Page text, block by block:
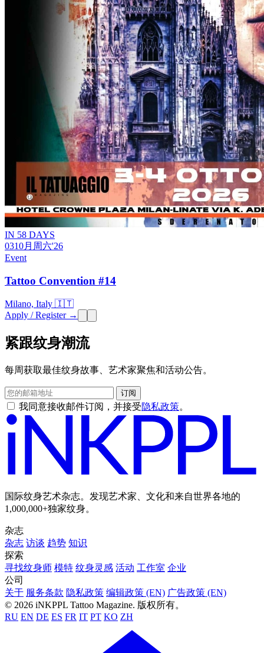
IN 58 DAYS
0310月 周六'26
Event
Tattoo Convention #14
Milano, Italy 🇮🇹
Apply / Register →
紧跟纹身潮流
每周获取最佳纹身故事、艺术家聚焦和活动公告。
订阅
我同意接收邮件订阅，并接受隐私政策。
国际纹身艺术杂志。发现艺术家、文化和来自世界各地的
1,000,000+独家纹身。
杂志
杂志 访谈 趋势 知识
探索
寻找纹身师 模特 纹身灵感 活动 工作室 企业
公司
关于 服务条款 隐私政策 编辑政策 (EN) 广告政策 (EN)
© 2026 iNKPPL Tattoo Magazine. 版权所有。
RU EN DE ES FR IT PT KO ZH